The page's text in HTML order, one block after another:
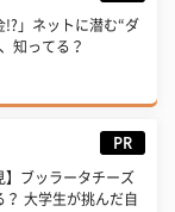
!?」ネットに潜む“ダ
知ってる？
PR
】ブッラータチーズ
？ 大学生が挑んだ自